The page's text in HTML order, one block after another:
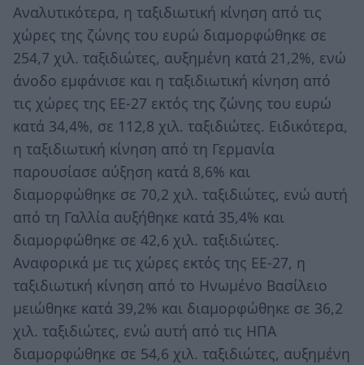
Αναλυτικότερα, η ταξιδιωτική κίνηση από τις
χώρες της ζώνης του ευρώ διαμορφώθηκε σε
254,7 χιλ. ταξιδιώτες, αυξημένη κατά 21,2%, ενώ
άνοδο εμφάνισε και η ταξιδιωτική κίνηση από
τις χώρες της ΕΕ-27 εκτός της ζώνης του ευρώ
κατά 34,4%, σε 112,8 χιλ. ταξιδιώτες. Ειδικότερα,
η ταξιδιωτική κίνηση από τη Γερμανία
παρουσίασε αύξηση κατά 8,6% και
διαμορφώθηκε σε 70,2 χιλ. ταξιδιώτες, ενώ αυτή
από τη Γαλλία αυξήθηκε κατά 35,4% και
διαμορφώθηκε σε 42,6 χιλ. ταξιδιώτες.
Αναφορικά με τις χώρες εκτός της ΕΕ-27, η
ταξιδιωτική κίνηση από το Ηνωμένο Βασίλειο
μειώθηκε κατά 39,2% και διαμορφώθηκε σε 36,2
χιλ. ταξιδιώτες, ενώ αυτή από τις ΗΠΑ
διαμορφώθηκε σε 54,6 χιλ. ταξιδιώτες, αυξημένη